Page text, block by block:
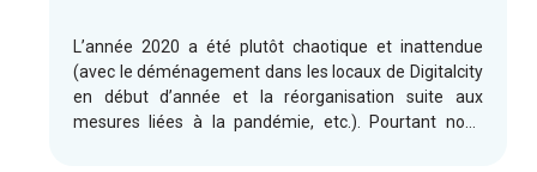
L’année 2020 a été plutôt chaotique et inattendue
(avec le déménagement dans les locaux de Digitalcity
en début d’année et la réorganisation suite aux
mesures liées à la pandémie, etc.). Pourtant nous